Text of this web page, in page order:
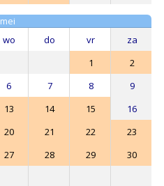
mei
wo do vr
za
1
2
6 7 8
9
13 14 15
16
20 21 22
23
27 28 29
30